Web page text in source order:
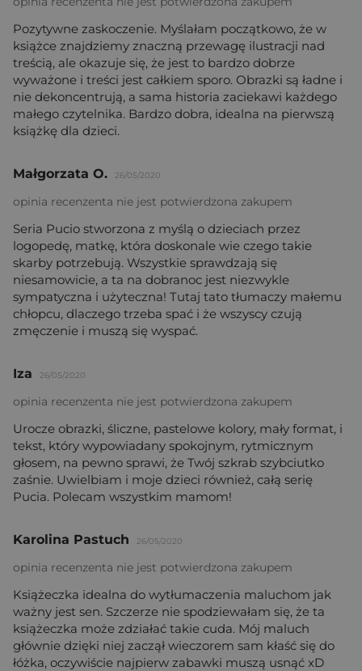
Pozytywne zaskoczenie. Myślałam początkowo, że w
książce znajdziemy znaczną przewagę ilustracji nad
treścią, ale okazuje się, że jest to bardzo dobrze
wyważone i treści jest całkiem sporo. Obrazki są ładne i
nie dekoncentrują, a sama historia zaciekawi każdego
małego czytelnika. Bardzo dobra, idealna na pierwszą
książkę dla dzieci.
Małgorzata O. 26/05/2020
opinia recenzenta nie jest potwierdzona zakupem
Seria Pucio stworzona z myślą o dzieciach przez
logopedę, matkę, która doskonale wie czego takie
skarby potrzebują. Wszystkie sprawdzają się
niesamowicie, a ta na dobranoc jest niezwykle
sympatyczna i użyteczna! Tutaj tato tłumaczy małemu
chłopcu, dlaczego trzeba spać i że wszyscy czują
zmęczenie i muszą się wyspać.
Iza 26/05/2020
opinia recenzenta nie jest potwierdzona zakupem
Urocze obrazki, śliczne, pastelowe kolory, mały format, i
tekst, który wypowiadany spokojnym, rytmicznym
głosem, na pewno sprawi, że Twój szkrab szybciutko
zaśnie. Uwielbiam i moje dzieci również, całą serię
Pucia. Polecam wszystkim mamom!
Karolina Pastuch 26/05/2020
opinia recenzenta nie jest potwierdzona zakupem
Książeczka idealna do wytłumaczenia maluchom jak
ważny jest sen. Szczerze nie spodziewałam się, że ta
książeczka może zdziałać takie cuda. Mój maluch
głównie dzięki niej zaczął wieczorem sam kłaść się do
łóżka, oczywiście najpierw zabawki muszą usnąć xD